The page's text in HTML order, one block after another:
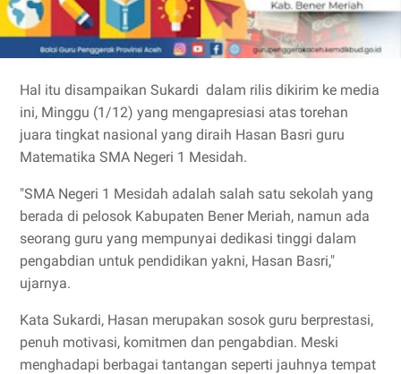
Hal itu disampaikan Sukardi dalam rilis dikirim ke media
ini, Minggu (1/12) yang mengapresiasi atas torehan
juara tingkat nasional yang diraih Hasan Basri guru
Matematika SMA Negeri 1 Mesidah.
"SMA Negeri 1 Mesidah adalah salah satu sekolah yang
berada di pelosok Kabupaten Bener Meriah, namun ada
seorang guru yang mempunyai dedikasi tinggi dalam
pengabdian untuk pendidikan yakni, Hasan Basri,"
ujarnya.
Kata Sukardi, Hasan merupakan sosok guru berprestasi,
penuh motivasi, komitmen dan pengabdian. Meski
menghadapi berbagai tantangan seperti jauhnya tempat